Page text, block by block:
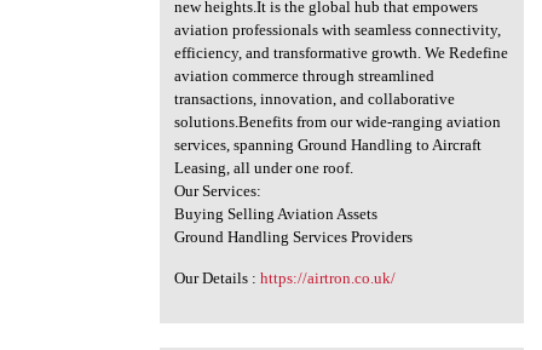
new heights.It is the global hub that empowers
aviation professionals with seamless connectivity,
efficiency, and transformative growth. We Redefine
aviation commerce through streamlined
transactions, innovation, and collaborative
solutions.Benefits from our wide-ranging aviation
services, spanning Ground Handling to Aircraft
Leasing, all under one roof.
Our Services:
Buying Selling Aviation Assets
Ground Handling Services Providers
Our Details : https://airtron.co.uk/